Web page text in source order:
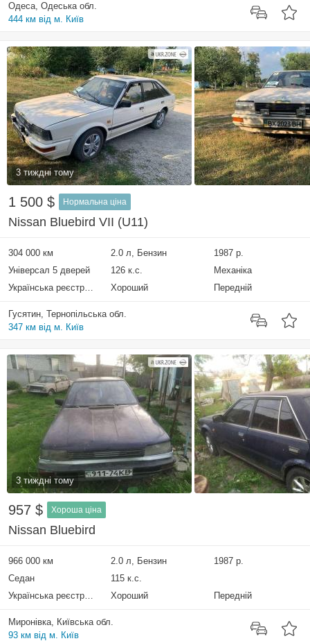
Одеса, Одеська обл.
444 км від м. Київ
3 тиждні тому
1 500 $ Нормальна ціна
Nissan Bluebird VII (U11)
304 000 км 2.0 л, Бензин
1987 р.
Універсал 5 дверей
126 к.с.
Механіка
Українська реєстрація
Хороший Передній
Гусятин, Тернопільська обл.
347 км від м. Київ
3 тиждні тому
957 $ Хороша ціна
Nissan Bluebird
966 000 км 2.0 л, Бензин
1987 р.
Седан
115 к.с.
Українська реєстрація
Хороший Передній
Миронівка, Київська обл.
93 км від м. Київ